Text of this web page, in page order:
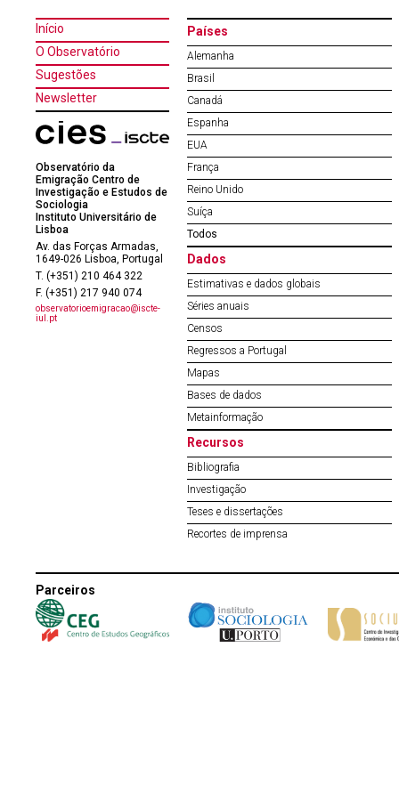
Início
O Observatório
Sugestões
Newsletter
Observatório da
Emigração Centro de
Investigação e Estudos de
Sociologia
Instituto Universitário de
Lisboa
Av. das Forças Armadas,
1649-026 Lisboa, Portugal
T. (+351) 210 464 322
F. (+351) 217 940 074
observatorioemigracao@iscte-
iul.pt
Países
Alemanha
Brasil
Canadá
Espanha
EUA
França
Reino Unido
Suíça
Todos
Dados
Estimativas e dados globais
Séries anuais
Censos
Regressos a Portugal
Mapas
Bases de dados
Metainformação
Recursos
Bibliografia
Investigação
Teses e dissertações
Recortes de imprensa
Parceiros